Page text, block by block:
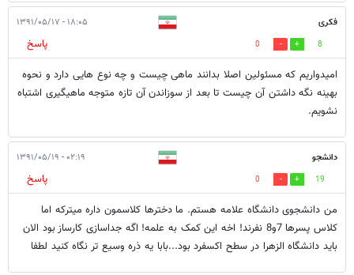
فکری ۱۸:۰۵ - ۱۳۹۱/۰۵/۱۷
8
0
پاسخ
امیدواریم که مسئولین اصلا بدانند ماهی چیست و چه نوع هایی دارد و نحوه
بهینه نگه داشتن آن چیست تا بعد از سوزاندن آن تازه متوجه ماهیگیری اشتباه
نشویم.
دانشجو ۰۲:۱۹ - ۱۳۹۱/۰۵/۱۹
19
0
پاسخ
من دانشجوی دانشگاه علامه هستم. ما دخترها کلاسمون داره میترکه اما
کلاس پسرها 7و8 نفرند! اخه این کمک به علمه! اگه جداسازی کارساز بود الان
باید دانشگاه الزهرا در سطح اکسفرد بود...بابا یه ذره وسیع تر نگاه کنید لطفا